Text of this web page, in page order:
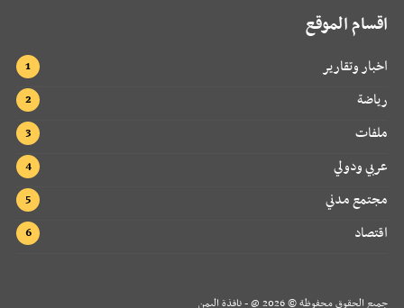
اقسام الموقع
اخبار وتقارير
رياضة
ملفات
عربي ودولي
مجتمع مدني
اقتصاد
جميع الحقوق محفوظة ©2026 @ - نافذة اليمن